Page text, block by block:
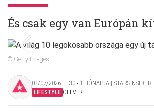
És csak egy van Európán
© Getty Images
03/07/2026 11:30 ‧ 1 HÓNAPJA | STARSINSIDER
LIFESTYLE CLEVER